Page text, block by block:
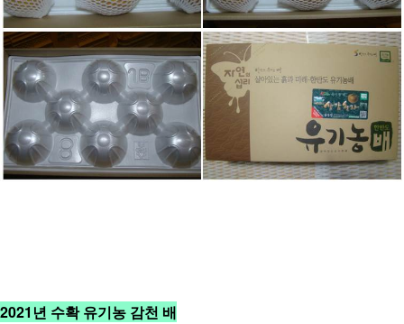
2021년 수확 유기농 감천 배